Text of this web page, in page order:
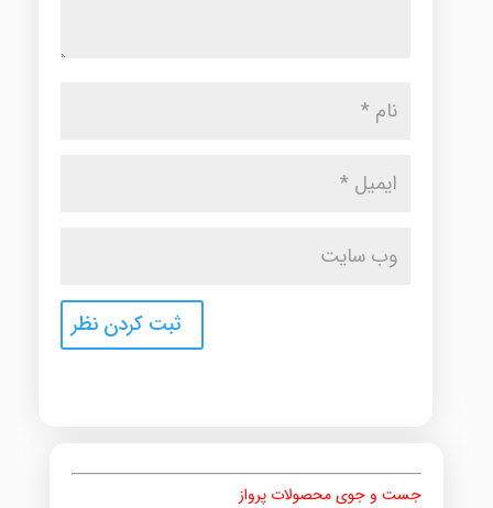
جست و جوی محصولات پرواز